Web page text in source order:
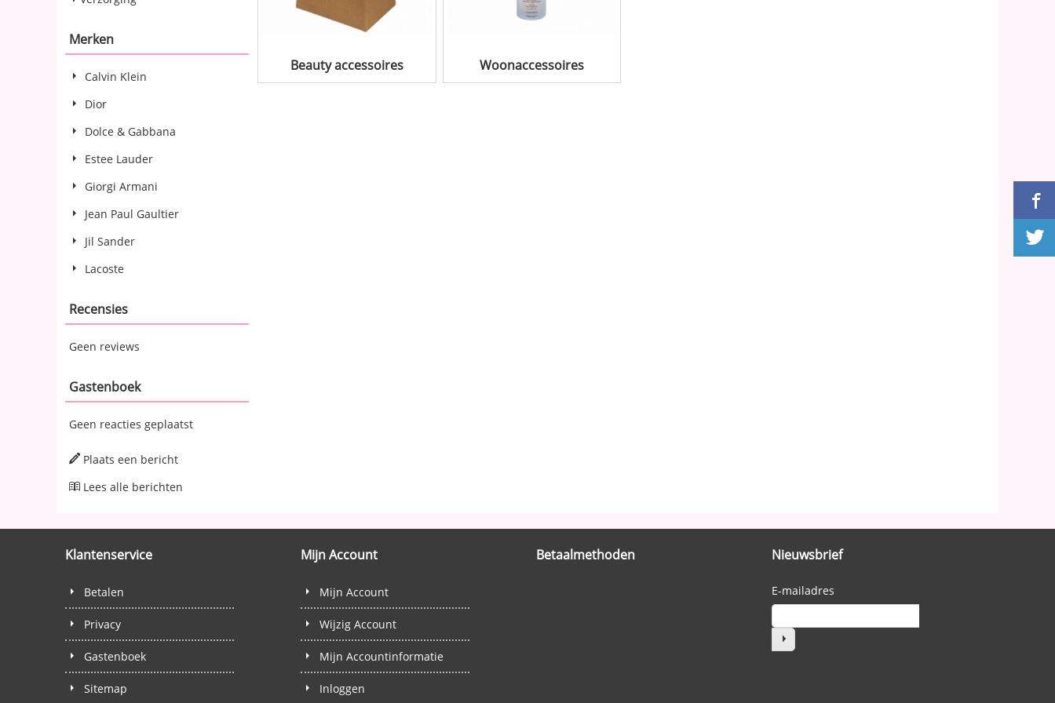
Merken
Calvin Klein
Dior
Dolce & Gabbana
Estee Lauder
Giorgi Armani
Jean Paul Gaultier
Jil Sander
Lacoste
Recensies
Geen reviews
Gastenboek
Geen reacties geplaatst
Plaats een bericht
Lees alle berichten
Beauty accessoires Woonaccessoires
Klantenservice
Betalen
Privacy
Gastenboek
Sitemap
Mijn Account
Mijn Account
Wijzig Account
Mijn Accountinformatie
Inloggen
Betaalmethoden Nieuwsbrief
E-mailadres